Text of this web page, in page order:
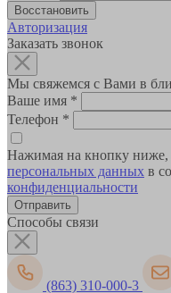
Авторизация
Заказать звонок
Мы свяжемся с Вами в
Ваше имя *
Телефон *
Нажимая на кнопку ниже,
персональных данных в
конфиденциальности
Способы связи
(863) 310-000-3